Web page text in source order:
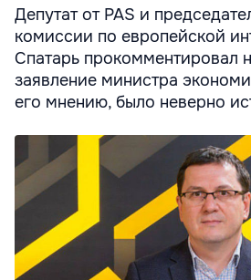
Депутат от PAS и
комиссии по европейской
Спатарь прокомментировал
заявление министра
его мнению, было неверно